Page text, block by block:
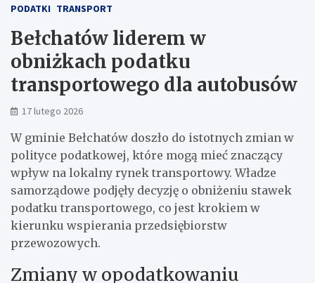
PODATKI TRANSPORT
Bełchatów liderem w
obniżkach podatku
transportowego dla autobusów
17 lutego 2026
W gminie Bełchatów doszło do istotnych zmian w
polityce podatkowej, które mogą mieć znaczący
wpływ na lokalny rynek transportowy. Władze
samorządowe podjęły decyzję o obniżeniu stawek
podatku transportowego, co jest krokiem w
kierunku wspierania przedsiębiorstw
przewozowych.
Zmiany w opodatkowaniu